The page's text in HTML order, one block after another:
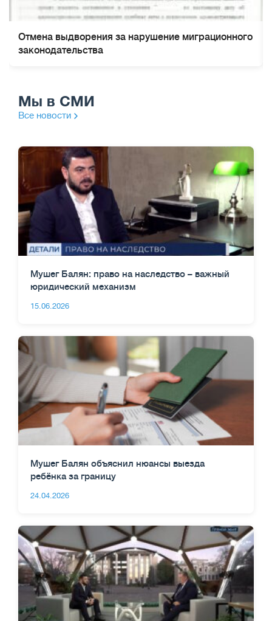
Отмена выдворения за нарушение миграционного
законодательства
Мы в СМИ
Все новости
Мушег Балян: право на наследство – важный
юридический механизм
15.06.2026
Мушег Балян объяснил нюансы выезда
ребёнка за границу
24.04.2026